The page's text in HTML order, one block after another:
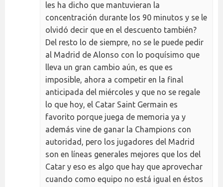
les ha dicho que mantuvieran la
concentración durante los 90 minutos y se le
olvidó decir que en el descuento también?
Del resto lo de siempre, no se le puede pedir
al Madrid de Alonso con lo poquísimo que
lleva un gran cambio aún, es que es
imposible, ahora a competir en la final
anticipada del miércoles y que no se regale
lo que hoy, el Catar Saint Germain es
favorito porque juega de memoria ya y
además vine de ganar la Champions con
autoridad, pero los jugadores del Madrid
son en líneas generales mejores que los del
Catar y eso es algo que hay que aprovechar
cuando como equipo no está igual en éstos